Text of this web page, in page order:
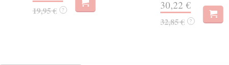
19,95 € ? 30,22 €
32,85 € ?